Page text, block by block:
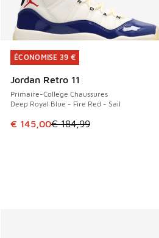
ÉCONOMISE 39 €
Jordan Retro 11
Primaire-College Chaussures
Deep Royal Blue - Fire Red - Sail
Cet article est en promotion.
€ 145,00€ 184,99
ÉCONOMISE 39 €